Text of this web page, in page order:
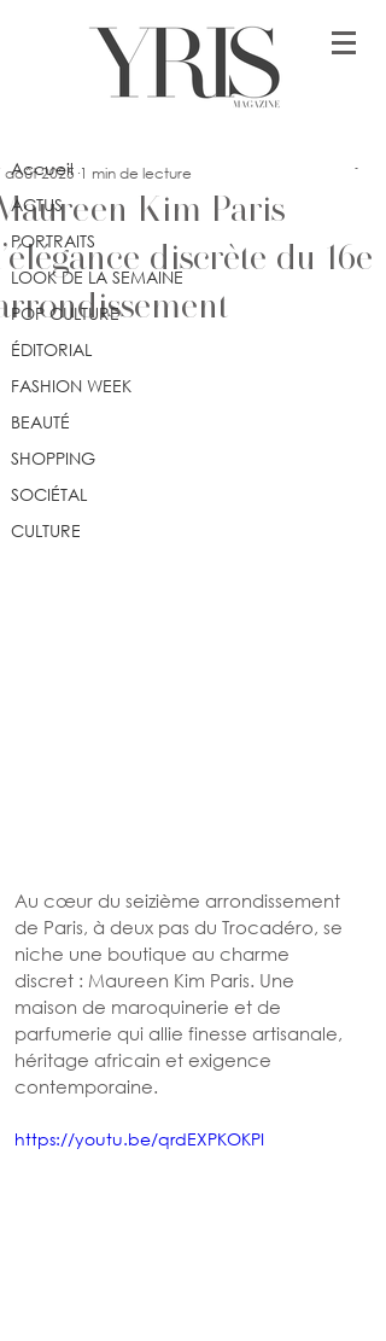
Accueil
ACTUS
PORTRAITS
LOOK DE LA SEMAINE
POP CULTURE
ÉDITORIAL
FASHION WEEK
BEAUTÉ
SHOPPING
SOCIÉTAL
CULTURE
Kim Paris
discrète du 16e
août 2025 1 min de lecture
Au cœur du seizième arrondissement
de Paris, à deux pas du Trocadéro, se
niche une boutique au charme
discret : Maureen Kim Paris. Une
maison de maroquinerie et de
parfumerie qui allie finesse artisanale,
héritage africain et exigence
contemporaine.
https://youtu.be/qrdEXPKOKPI